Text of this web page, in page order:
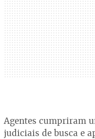
Agentes cumpriram
judiciais de busca e